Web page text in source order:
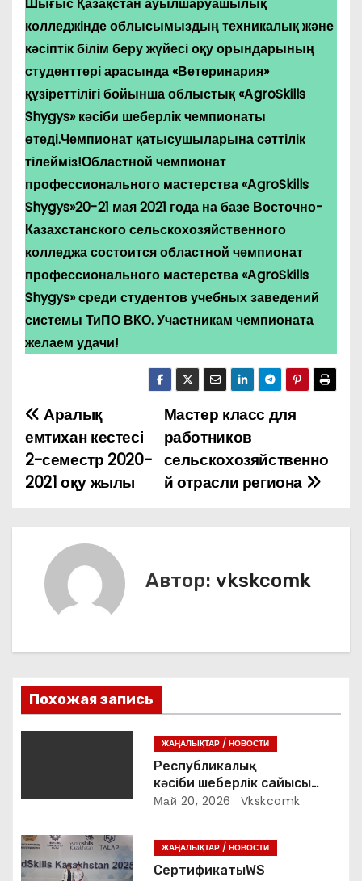
колледжінде облысымыздың техникалық және
кәсіптік білім беру жүйесі оқу орындарының
студенттері арасында «Ветеринария»
құзіреттілігі бойынша облыстық «АgroSkills
Shygys» кәсіби шеберлік чемпионаты
өтеді.Чемпионат қатысушыларына сәттілік
тілейміз!Областной чемпионат
профессионального мастерства «АgroSkills
Shygys»20-21 мая 2021 года на базе Восточно-
Казахстанского сельскохозяйственного
колледжа состоится областной чемпионат
профессионального мастерства «АgroSkills
Shygys» среди студентов учебных заведений
системы ТиПО ВКО. Участникам чемпионата
желаем удачи!
Н
а
в
и
и
я
п
з
а
п
Мастер класс для
работников
сельскохозяйственно
й отрасли региона
Аралық
емтихан кестесі
2-семестр 2020-
2021 оқу жылы
Автор: vkskcomk
Похожая запись
ЖАҢАЛЫҚТАР / НОВОСТИ
Республикалық
кәсіби шеберлік сайысы
«VetPro» 2026 жыл
Май 20, 2026 Vkskcomk
ЖАҢАЛЫҚТАР / НОВОСТИ
СертификатыWS